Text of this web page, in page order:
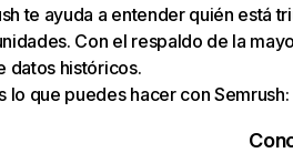
te ayuda a entender quién está
Con el respaldo de la
datos históricos.
lo que puedes hacer con Semrush: